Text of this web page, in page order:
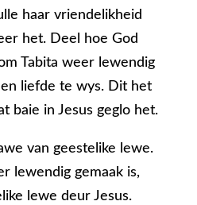
haar vriendelikheid
het. Deel hoe God
Tabita weer lewendig
liefde te wys. Dit het
baie in Jesus geglo het.
van geestelike lewe.
lewendig gemaak is,
lewe deur Jesus.